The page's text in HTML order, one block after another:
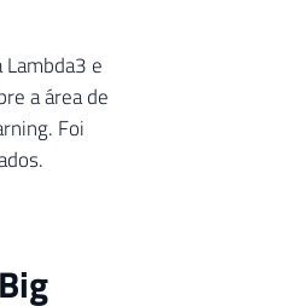
e
a área de
Foi